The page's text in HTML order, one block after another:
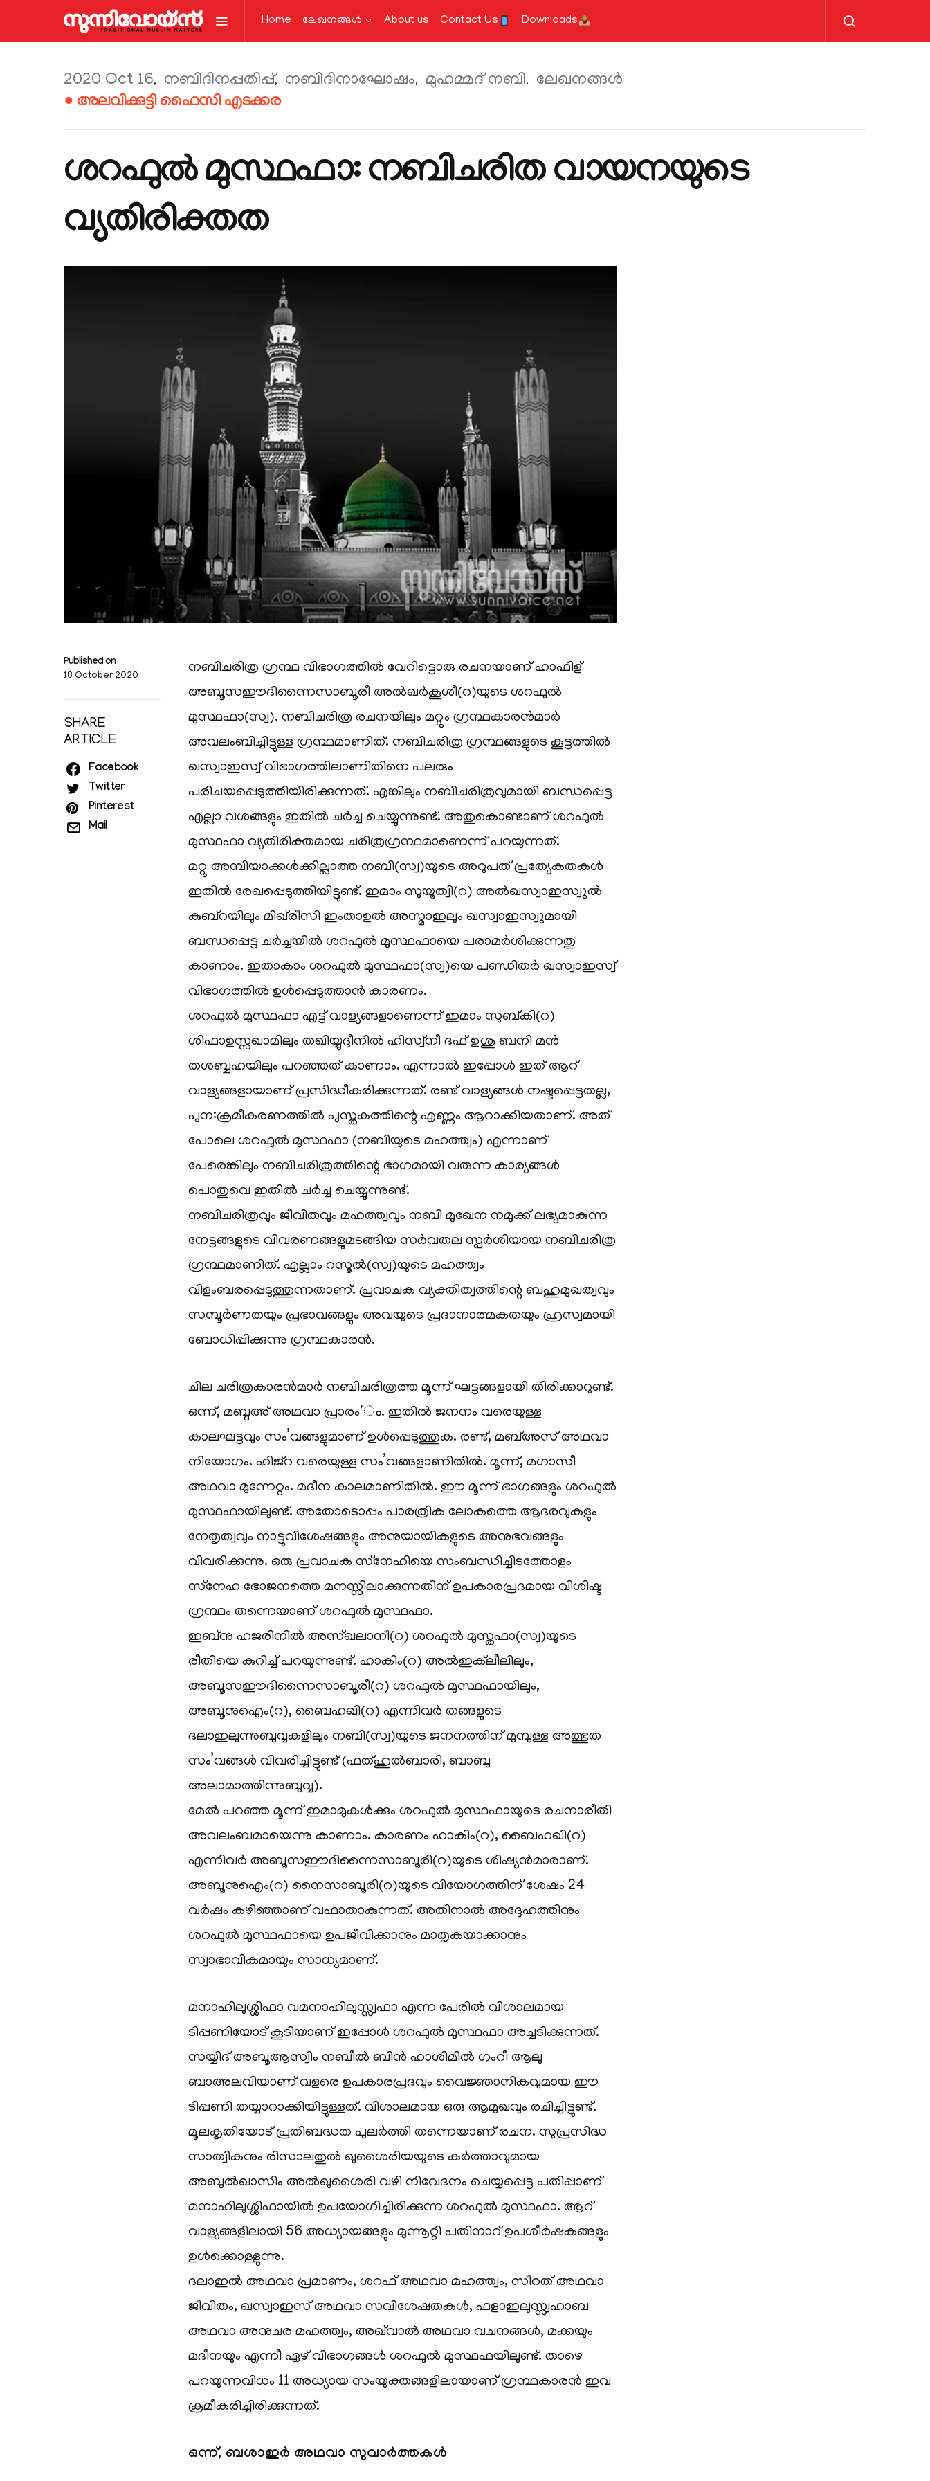
Home ലേഖനങ്ങള്‍ About us Contact Us Downloads
2020 Oct 16 നബിദിനപ്പതിപ്പ് നബിദിനാഘോഷം മുഹമ്മദ് നബി ലേഖനങ്ങള്‍
● അലവിക്കുട്ടി ഫൈസി എടക്കര
ശറഫുൽ മുസ്ഥഫാ: നബിചരിത വായനയുടെ
വ്യതിരിക്തത
Published on
18 October 2020
SHARE
ARTICLE
Facebook
Twitter
Pinterest
Mail
നബിചരിത്ര ഗ്രന്ഥ വിഭാഗത്തിൽ വേറിട്ടൊരു രചനയാണ് ഹാഫിള്
അബൂസഈദിന്നൈസാബൂരീ അൽഖർകൂശീ(റ)യുടെ ശറഫുൽ
മുസ്ഥഫാ(സ്വ). നബിചരിത്ര രചനയിലും മറ്റും ഗ്രന്ഥകാരൻമാർ
അവലംബിച്ചിട്ടുള്ള ഗ്രന്ഥമാണിത്. നബിചരിത്ര ഗ്രന്ഥങ്ങളുടെ കൂട്ടത്തിൽ
ഖസ്വാഇസ്വ് വിഭാഗത്തിലാണിതിനെ പലരും
പരിചയപ്പെടുത്തിയിരിക്കുന്നത്. എങ്കിലും നബിചരിത്രവുമായി ബന്ധപ്പെട്ട
എല്ലാ വശങ്ങളും ഇതിൽ ചർച്ച ചെയ്യുന്നുണ്ട്. അതുകൊണ്ടാണ് ശറഫുൽ
മുസ്ഥഫാ വ്യതിരിക്തമായ ചരിത്രഗ്രന്ഥമാണെന്ന് പറയുന്നത്.
മറ്റു അമ്പിയാക്കൾക്കില്ലാത്ത നബി(സ്വ)യുടെ അറുപത് പ്രത്യേകതകൾ
ഇതിൽ രേഖപ്പെടുത്തിയിട്ടുണ്ട്. ഇമാം സുയൂത്വി(റ) അൽഖസ്വാഇസ്വുൽ
കുബ്‌റയിലും മിഖ്‌രീസി ഇംതാഉൽ അസ്മാഇലും ഖസ്വാഇസ്വുമായി
ബന്ധപ്പെട്ട ചർച്ചയിൽ ശറഫുൽ മുസ്ഥഫായെ പരാമർശിക്കുന്നതു
കാണാം. ഇതാകാം ശറഫുൽ മുസ്ഥഫാ(സ്വ)യെ പണ്ഡിതർ ഖസ്വാഇസ്വ്
വിഭാഗത്തിൽ ഉൾപ്പെടുത്താൻ കാരണം.
ശറഫുൽ മുസ്ഥഫാ എട്ട് വാള്യങ്ങളാണെന്ന് ഇമാം സുബ്കി(റ)
ശിഫാഉസ്സഖാമിലും തഖിയ്യുദ്ദീനിൽ ഹിസ്വ്‌നീ ദഫ് ഉശു ബനി മൻ
തശബ്ബഹയിലും പറഞ്ഞത് കാണാം. എന്നാൽ ഇപ്പോൾ ഇത് ആറ്
വാള്യങ്ങളായാണ് പ്രസിദ്ധീകരിക്കുന്നത്. രണ്ട് വാള്യങ്ങൾ നഷ്ടപ്പെട്ടതല്ല,
പുന:ക്രമീകരണത്തിൽ പുസ്തകത്തിന്റെ എണ്ണം ആറാക്കിയതാണ്. അത്
പോലെ ശറഫുൽ മുസ്ഥഫാ (നബിയുടെ മഹത്ത്വം) എന്നാണ്
പേരെങ്കിലും നബിചരിത്രത്തിന്റെ ഭാഗമായി വരുന്ന കാര്യങ്ങൾ
പൊതുവെ ഇതിൽ ചർച്ച ചെയ്യുന്നുണ്ട്.
നബിചരിത്രവും ജീവിതവും മഹത്ത്വവും നബി മുഖേന നമുക്ക് ലഭ്യമാകുന്ന
നേട്ടങ്ങളുടെ വിവരണങ്ങളുമടങ്ങിയ സർവതല സ്പർശിയായ നബിചരിത്ര
ഗ്രന്ഥമാണിത്. എല്ലാം റസൂൽ(സ്വ)യുടെ മഹത്ത്വം
വിളംബരപ്പെടുത്തുന്നതാണ്. പ്രവാചക വ്യക്തിത്വത്തിന്റെ ബഹുമുഖത്വവും
സമ്പൂർണതയും പ്രഭാവങ്ങളും അവയുടെ പ്രദാനാത്മകതയും ഹ്രസ്വമായി
ബോധിപ്പിക്കുന്നു ഗ്രന്ഥകാരൻ.
ചില ചരിത്രകാരൻമാർ നബിചരിത്രത്ത മൂന്ന് ഘട്ടങ്ങളായി തിരിക്കാറുണ്ട്.
ഒന്ന്, മബ്ദഅ് അഥവാ പ്രാരം’ം. ഇതിൽ ജനനം വരെയുള്ള
കാലഘട്ടവും സം’വങ്ങളുമാണ് ഉൾപ്പെടുത്തുക. രണ്ട്, മബ്അസ് അഥവാ
നിയോഗം. ഹിജ്‌റ വരെയുള്ള സം’വങ്ങളാണിതിൽ. മൂന്ന്, മഗാസീ
അഥവാ മുന്നേറ്റം. മദീന കാലമാണിതിൽ. ഈ മൂന്ന് ഭാഗങ്ങളും ശറഫുൽ
മുസ്ഥഫായിലുണ്ട്. അതോടൊപ്പം പാരത്രിക ലോകത്തെ ആദരവുകളും
നേതൃത്വവും നാട്ടുവിശേഷങ്ങളും അനുയായികളുടെ അനുഭവങ്ങളും
വിവരിക്കുന്നു. ഒരു പ്രവാചക സ്‌നേഹിയെ സംബന്ധിച്ചിടത്തോളം
സ്‌നേഹ ഭോജനത്തെ മനസ്സിലാക്കുന്നതിന് ഉപകാരപ്രദമായ വിശിഷ്ട
ഗ്രന്ഥം തന്നെയാണ് ശറഫുൽ മുസ്ഥഫാ.
ഇബ്‌നു ഹജരിനിൽ അസ്ഖലാനീ(റ) ശറഫുൽ മുസ്തഫാ(സ്വ)യുടെ
രീതിയെ കുറിച്ച് പറയുന്നുണ്ട്. ഹാകിം(റ) അൽഇക്‌ലീലിലും,
അബൂസഈദിന്നൈസാബൂരീ(റ) ശറഫുൽ മുസ്ഥഫായിലും,
അബൂനുഐം(റ), ബൈഹഖി(റ) എന്നിവർ തങ്ങളുടെ
ദലാഇലുന്നുബുവ്വകളിലും നബി(സ്വ)യുടെ ജനനത്തിന് മുമ്പുള്ള അത്ഭുത
സം’വങ്ങൾ വിവരിച്ചിട്ടുണ്ട് (ഫത്ഹുൽബാരി, ബാബു
അലാമാത്തിന്നുബുവ്വ).
മേൽ പറഞ്ഞ മൂന്ന് ഇമാമുകൾക്കും ശറഫുൽ മുസ്ഥഫായുടെ രചനാരീതി
അവലംബമായെന്നു കാണാം. കാരണം ഹാകിം(റ), ബൈഹഖി(റ)
എന്നിവർ അബൂസഈദിന്നൈസാബൂരി(റ)യുടെ ശിഷ്യൻമാരാണ്.
അബൂനുഐം(റ) നൈസാബൂരി(റ)യുടെ വിയോഗത്തിന് ശേഷം 24
വർഷം കഴിഞ്ഞാണ് വഫാതാകുന്നത്. അതിനാൽ അദ്ദേഹത്തിനും
ശറഫുൽ മുസ്ഥഫായെ ഉപജീവിക്കാനും മാതൃകയാക്കാനും
സ്വാഭാവികമായും സാധ്യമാണ്.
മനാഹിലുശ്ശിഫാ വമനാഹിലുസ്സ്വഫാ എന്ന പേരിൽ വിശാലമായ
ടിപ്പണിയോട് കൂടിയാണ് ഇപ്പോൾ ശറഫുൽ മുസ്ഥഫാ അച്ചടിക്കുന്നത്.
സയ്യിദ് അബൂആസ്വിം നബീൽ ബിൻ ഹാശിമിൽ ഗംറീ ആലു
ബാഅലവിയാണ് വളരെ ഉപകാരപ്രദവും വൈജ്ഞാനികവുമായ ഈ
ടിപ്പണി തയ്യാറാക്കിയിട്ടുള്ളത്. വിശാലമായ ഒരു ആമുഖവും രചിച്ചിട്ടുണ്ട്.
മൂലകൃതിയോട് പ്രതിബദ്ധത പുലർത്തി തന്നെയാണ് രചന. സുപ്രസിദ്ധ
സാത്വികനും രിസാലതുൽ ഖുശൈരിയയുടെ കർത്താവുമായ
അബുൽഖാസിം അൽഖുശൈരി വഴി നിവേദനം ചെയ്യപ്പെട്ട പതിപ്പാണ്
മനാഹിലുശ്ശിഫായിൽ ഉപയോഗിച്ചിരിക്കുന്ന ശറഫുൽ മുസ്ഥഫാ. ആറ്
വാള്യങ്ങളിലായി 56 അധ്യായങ്ങളും മുന്നൂറ്റി പതിനാറ് ഉപശീർഷകങ്ങളും
ഉൾക്കൊള്ളുന്നു.
ദലാഇൽ അഥവാ പ്രമാണം, ശറഫ് അഥവാ മഹത്ത്വം, സീറത് അഥവാ
ജീവിതം, ഖസ്വാഇസ് അഥവാ സവിശേഷതകൾ, ഫളാഇലുസ്സ്വഹാബ
അഥവാ അനുചര മഹത്ത്വം, അഖ്‌വാൽ അഥവാ വചനങ്ങൾ, മക്കയും
മദീനയും എന്നീ ഏഴ് വിഭാഗങ്ങൾ ശറഫുൽ മുസ്ഥഫയിലുണ്ട്. താഴെ
പറയുന്നവിധം 11 അധ്യായ സംയുക്തങ്ങളിലായാണ് ഗ്രന്ഥകാരൻ ഇവ
ക്രമീകരിച്ചിരിക്കുന്നത്.
ഒന്ന്, ബശാഇർ അഥവാ സുവാർത്തകൾ